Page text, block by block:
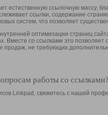
естественную ссылочную массу,
ссылки, содержание
систем, что позволяет
оптимизации страниц
Вместе со ссылками это
продаж, не требующих
работы со
Linkpad, свяжитесь с нашей